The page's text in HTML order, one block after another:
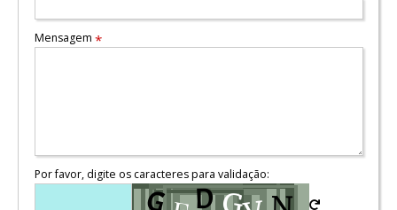
Mensagem *
Por favor, digite os caracteres para validação: